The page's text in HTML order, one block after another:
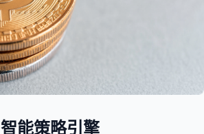
智能策略引擎